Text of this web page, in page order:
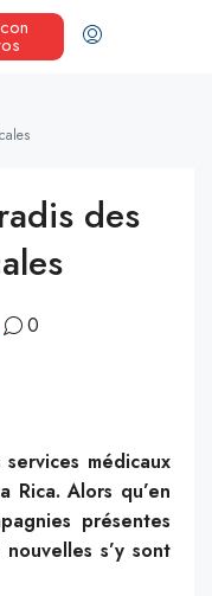
des
0
médicaux
Rica. Alors qu’en
présentes
s’y sont